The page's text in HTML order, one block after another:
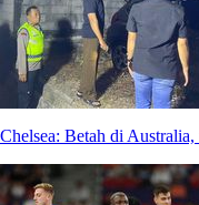
Chelsea: Betah di